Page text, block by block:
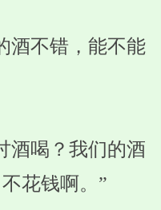
酒不错，能不能
酒喝？我们的酒
花钱啊。”